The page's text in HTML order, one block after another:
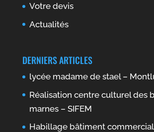
Votre devis
Actualités
DERNIERS ARTICLES
lycée madame de stael –
Réalisation centre culturel des
marnes – SIFEM
Habillage bâtiment commercial